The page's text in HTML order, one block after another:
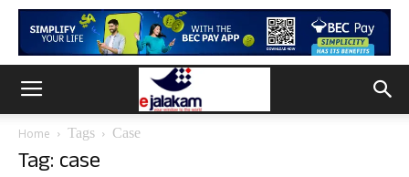
Home Tags Case
Tag: case